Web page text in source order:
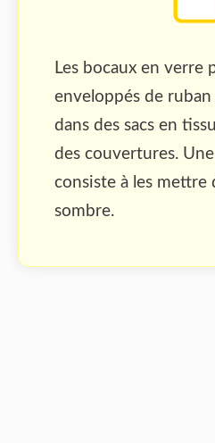
Les bocaux en verre
enveloppés de ruban
dans des sacs en
des couvertures.
consiste à les mettre
sombre.